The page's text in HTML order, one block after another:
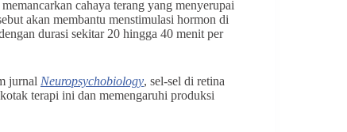
cahaya terang yang menyerupai
akan membantu menstimulasi hormon di
durasi sekitar 20 hingga 40 menit per
jurnal Neuropsychobiology, sel-sel di retina
terapi ini dan memengaruhi produksi